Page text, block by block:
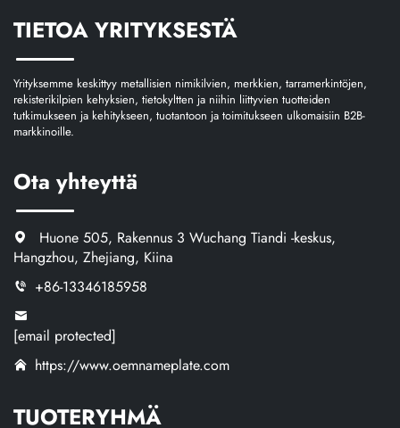
TIETOA YRITYKSESTÄ
Yrityksemme keskittyy metallisien nimikilvien, merkkien, tarramerkintöjen,
rekisterikilpien kehyksien, tietokyltten ja niihin liittyvien tuotteiden
tutkimukseen ja kehitykseen, tuotantoon ja toimitukseen ulkomaisiin B2B-
markkinoille.
Ota yhteyttä
Huone 505, Rakennus 3 Wuchang Tiandi -keskus,
Hangzhou, Zhejiang, Kiina
+86-13346185958
[email protected]
https://www.oemnameplate.com
TUOTERYHMÄ